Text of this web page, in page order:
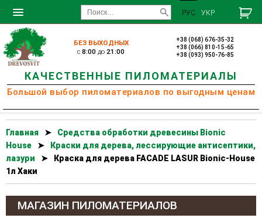
РУС УКР
БЕЗ ВЫХОДНЫХ
c8:00 до21:00
+38 (068) 676-35-32
+38 (066) 810-15-65
+38 (093) 950-76-85
КАЧЕСТВЕННЫЕ ПИЛОМАТЕРИАЛЫ
Большой выбор пиломатериалов по выгодным ценам
Главная ➤
Cредства обработки древесины Bionic
House
➤
Краски для дерева, лессирующие антисептики,
лазури
➤
Краска для дерева FACADE LASUR Bionic-House
1л Хаки
МАГАЗИН ПИЛОМАТЕРИАЛОВ